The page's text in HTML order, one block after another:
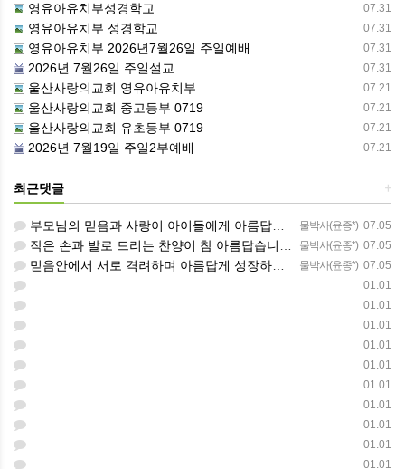
07.31
영유아유치부성경학교
07.31
영유아유치부 성경학교
07.31
영유아유치부 2026년7월26일 주일예배
07.31
2026년 7월26일 주일설교
07.21
울산사랑의교회 영유아유치부
07.21
울산사랑의교회 중고등부 0719
07.21
울산사랑의교회 유초등부 0719
07.21
2026년 7월19일 주일2부예배
+
최근댓글
물박사(윤종*) 07.05
부모님의 믿음과 사랑이 아이들에게 아름답게 이어지길 축복합니다
물박사(윤종*) 07.05
작은 손과 발로 드리는 찬양이 참 아름답습니다 하나님의 사랑이 늘 함께하길 기도합니다
물박사(윤종*) 07.05
믿음안에서 서로 격려하며 아름답게 성장하는 중고등부가 되길 응원합니다
01.01
01.01
01.01
01.01
01.01
01.01
01.01
01.01
01.01
01.01